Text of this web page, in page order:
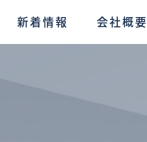
新着情報 会社概要